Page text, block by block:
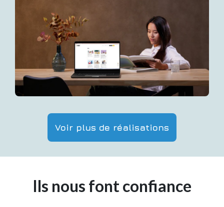
Voir plus de réalisations
Ils nous font confiance